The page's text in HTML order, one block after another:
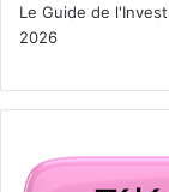
Le Guide de
2026